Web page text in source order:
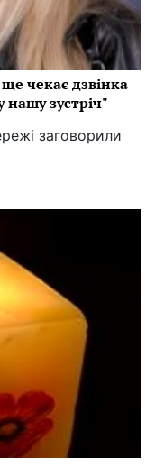
чекає дзвінка
нашу зустріч"
заговорили